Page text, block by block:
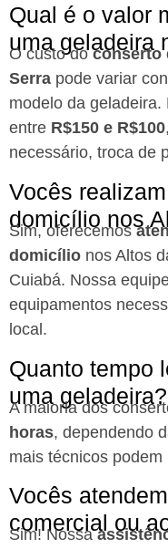
Qual é o valor
uma geladeira
O custo doconserto
Serra pode variar
modelo da
entre R$150 e R$100
necessário, troca de
Vocês
domicílio nos
Sim, oferecemos
domicílio nos Altos
Cuiabá. Nossa
equipamentos
local.
Quanto tempo
uma geladeira?
A maioria dos
horas, dependendo
mais técnicos
Vocês
comercial ou
Sim! Nossa